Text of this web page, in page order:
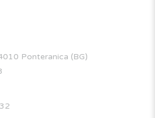
Ponteranica (BG)